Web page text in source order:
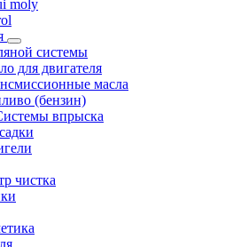
moly
системы
для двигателя
масла
(бензин)
впрыска
чистка